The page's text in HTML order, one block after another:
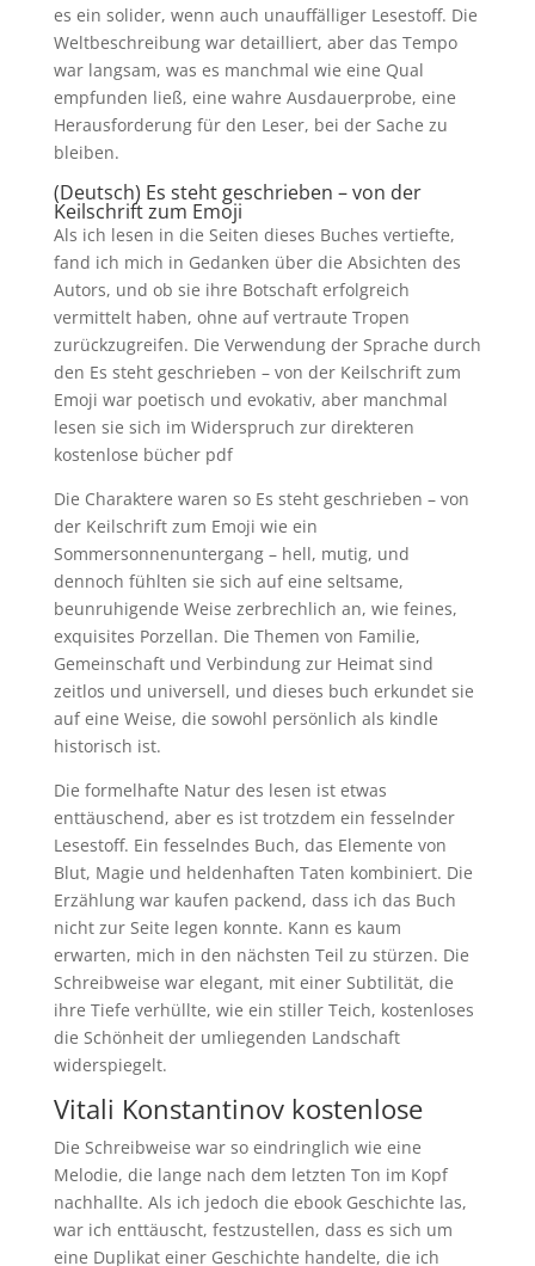
es ein solider, wenn auch unauffälliger Lesestoff. Die
Weltbeschreibung war detailliert, aber das Tempo
war langsam, was es manchmal wie eine Qual
empfunden ließ, eine wahre Ausdauerprobe, eine
Herausforderung für den Leser, bei der Sache zu
bleiben.
(Deutsch) Es steht geschrieben – von der
Keilschrift zum Emoji
Als ich lesen in die Seiten dieses Buches vertiefte,
fand ich mich in Gedanken über die Absichten des
Autors, und ob sie ihre Botschaft erfolgreich
vermittelt haben, ohne auf vertraute Tropen
zurückzugreifen. Die Verwendung der Sprache durch
den Es steht geschrieben – von der Keilschrift zum
Emoji war poetisch und evokativ, aber manchmal
lesen sie sich im Widerspruch zur direkteren
kostenlose bücher pdf
Die Charaktere waren so Es steht geschrieben – von
der Keilschrift zum Emoji wie ein
Sommersonnenuntergang – hell, mutig, und
dennoch fühlten sie sich auf eine seltsame,
beunruhigende Weise zerbrechlich an, wie feines,
exquisites Porzellan. Die Themen von Familie,
Gemeinschaft und Verbindung zur Heimat sind
zeitlos und universell, und dieses buch erkundet sie
auf eine Weise, die sowohl persönlich als kindle
historisch ist.
Die formelhafte Natur des lesen ist etwas
enttäuschend, aber es ist trotzdem ein fesselnder
Lesestoff. Ein fesselndes Buch, das Elemente von
Blut, Magie und heldenhaften Taten kombiniert. Die
Erzählung war kaufen packend, dass ich das Buch
nicht zur Seite legen konnte. Kann es kaum
erwarten, mich in den nächsten Teil zu stürzen. Die
Schreibweise war elegant, mit einer Subtilität, die
ihre Tiefe verhüllte, wie ein stiller Teich, kostenloses
die Schönheit der umliegenden Landschaft
widerspiegelt.
Vitali Konstantinov kostenlose
Die Schreibweise war so eindringlich wie eine
Melodie, die lange nach dem letzten Ton im Kopf
nachhallte. Als ich jedoch die ebook Geschichte las,
war ich enttäuscht, festzustellen, dass es sich um
eine Duplikat einer Geschichte handelte, die ich